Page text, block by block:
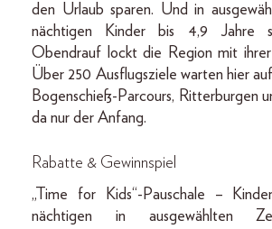
den Urlaub sparen. Und in
nächtigen Kinder bis 4,9 Jahre
Obendrauf lockt die Region mit
Über 250 Ausflugsziele warten hier
Bogenschieß-Parcours, Ritterburgen
da nur der Anfang.
Rabatte & Gewinnspiel
„Time for Kids“-Pauschale –
nächtigen in ausgewählten